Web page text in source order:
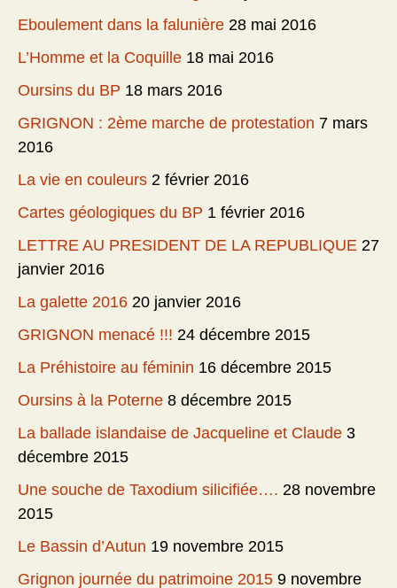
Eboulement dans la falunière 28 mai 2016
L’Homme et la Coquille 18 mai 2016
Oursins du BP 18 mars 2016
GRIGNON : 2ème marche de protestation 7 mars
2016
La vie en couleurs 2 février 2016
Cartes géologiques du BP 1 février 2016
LETTRE AU PRESIDENT DE LA REPUBLIQUE 27
janvier 2016
La galette 2016 20 janvier 2016
GRIGNON menacé !!! 24 décembre 2015
La Préhistoire au féminin 16 décembre 2015
Oursins à la Poterne 8 décembre 2015
La ballade islandaise de Jacqueline et Claude 3
décembre 2015
Une souche de Taxodium silicifiée…. 28 novembre
2015
Le Bassin d’Autun 19 novembre 2015
Grignon journée du patrimoine 2015 9 novembre